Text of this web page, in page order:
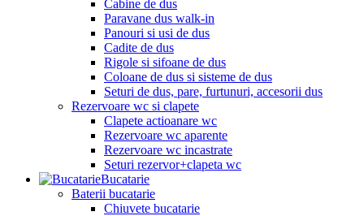
Cabine de dus
Paravane dus walk-in
Panouri si usi de dus
Cadite de dus
Rigole si sifoane de dus
Coloane de dus si sisteme de dus
Seturi de dus, pare, furtunuri, accesorii dus
Rezervoare wc si clapete
Clapete actioanare wc
Rezervoare wc aparente
Rezervoare wc incastrate
Seturi rezervor+clapeta wc
Bucatarie
Baterii bucatarie
Chiuvete bucatarie